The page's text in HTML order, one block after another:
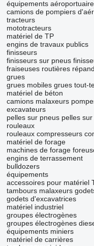
équipements
camions de pompiers
tracteurs
mototracteurs
matériel de TP
engins de travaux publics
finisseurs
finisseurs sur pneus
fraiseuses routières
grues
grues mobiles grues tout-
matériel de béton
camions malaxeurs
excavateurs
pelles sur pneus pelles
rouleaux
rouleaux compresseurs
matériel de forage
machines de forage
engins de terrassement
bulldozers
équipements
accessoires pour matériel
tambours malaxeurs
godets d'excavatrices
matériel industriel
groupes électrogènes
groupes électrogènes
équipements miniers
matériel de carrières